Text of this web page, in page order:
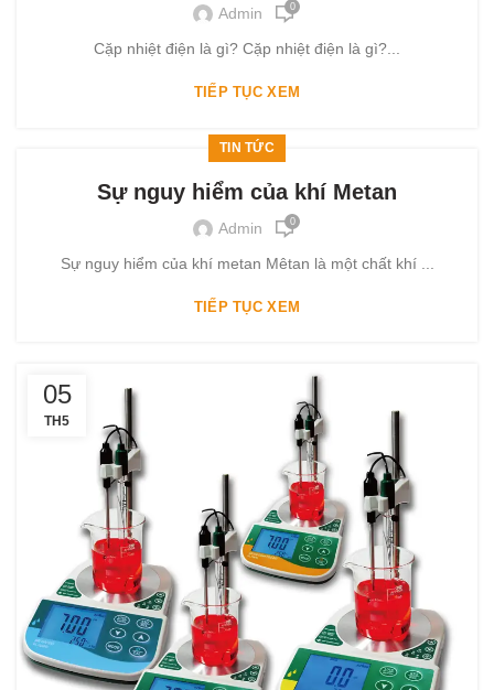
Admin 0
Cặp nhiệt điện là gì? Cặp nhiệt điện là gì?...
TIẾP TỤC XEM
TIN TỨC
Sự nguy hiểm của khí Metan
Admin 0
Sự nguy hiểm của khí metan Mêtan là một chất khí ...
TIẾP TỤC XEM
05
TH5